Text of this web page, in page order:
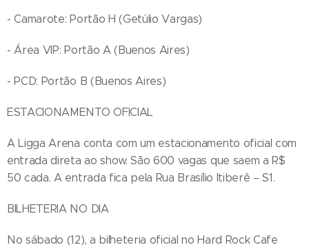
- Camarote: Portão H (Getúlio Vargas)
- Área VIP: Portão A (Buenos Aires)
- PCD: Portão B (Buenos Aires)
ESTACIONAMENTO OFICIAL
A Ligga Arena conta com um estacionamento oficial com
entrada direta ao show. São 600 vagas que saem a R$
50 cada. A entrada fica pela Rua Brasílio Itiberê – S1.
BILHETERIA NO DIA
No sábado (12), a bilheteria oficial no Hard Rock Cafe